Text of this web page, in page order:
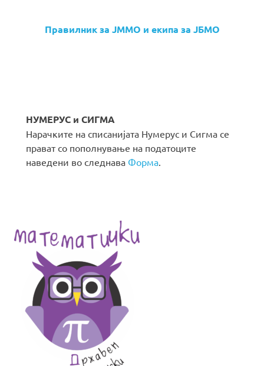
Правилник за ЈММО и екипа за ЈБМО
НУМЕРУС и СИГМА
Нарачките на списанијата Нумерус и Сигма се
прават со пополнување на податоците
наведени во следнава Форма